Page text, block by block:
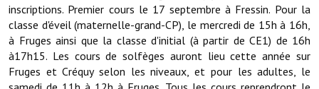
Le village dans l'intercommunalité
Communauté de communes
Autres groupements
inscriptions. Premier cours le 17 septembre à Fressin. Pour la
classe d'éveil (maternelle-grand-CP), le mercredi de 15h à 16h,
à Fruges ainsi que la classe d'initial (à partir de CE1) de 16h
à17h15. Les cours de solfèges auront lieu cette année sur
Fruges et Créquy selon les niveaux, et pour les adultes, le